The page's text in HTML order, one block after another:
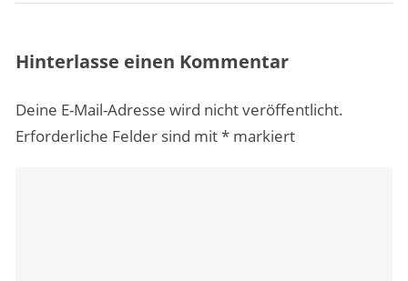
Hinterlasse einen Kommentar
Deine E-Mail-Adresse wird nicht veröffentlicht.
Erforderliche Felder sind mit*markiert